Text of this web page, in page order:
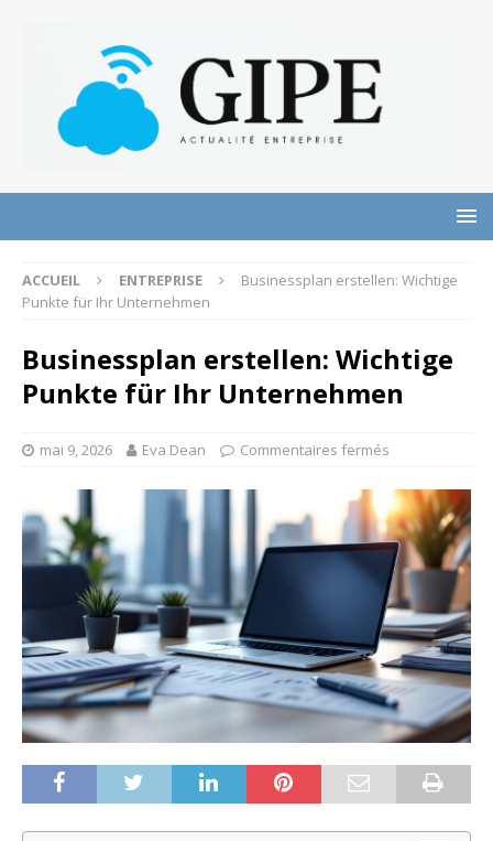
ACCUEIL ENTREPRISE
Businessplan erstellen: Wichtige
Punkte für Ihr Unternehmen
Businessplan erstellen: Wichtige
Punkte für Ihr Unternehmen
mai 9, 2026 Eva Dean Commentaires fermés